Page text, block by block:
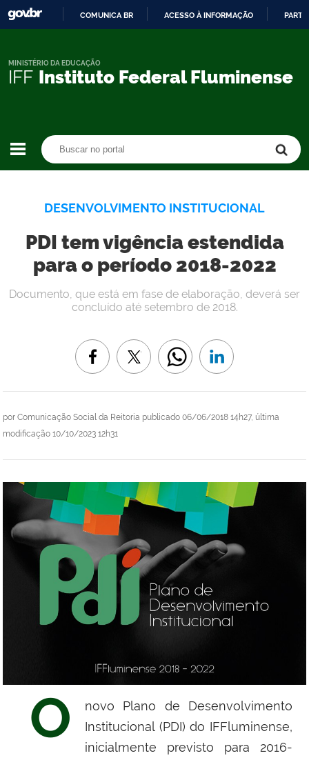
CONTEÚDO
COMUNICA BR ACESSO À INFORMAÇÃO
IFF Instituto Federal Fluminense
MINISTÉRIO DA EDUCAÇÃO
DESENVOLVIMENTO INSTITUCIONAL
PDI tem vigência estendida
para o período 2018-2022
por Comunicação Social da Reitoria publicado 06/06/2018 14h27, última
modificação 10/10/2023 12h31
Documento, que está em fase de elaboração, deverá ser
concluído até setembro de 2018.
O
novo Plano de Desenvolvimento
Institucional (PDI) do IFFluminense,
inicialmente previsto para 2016-